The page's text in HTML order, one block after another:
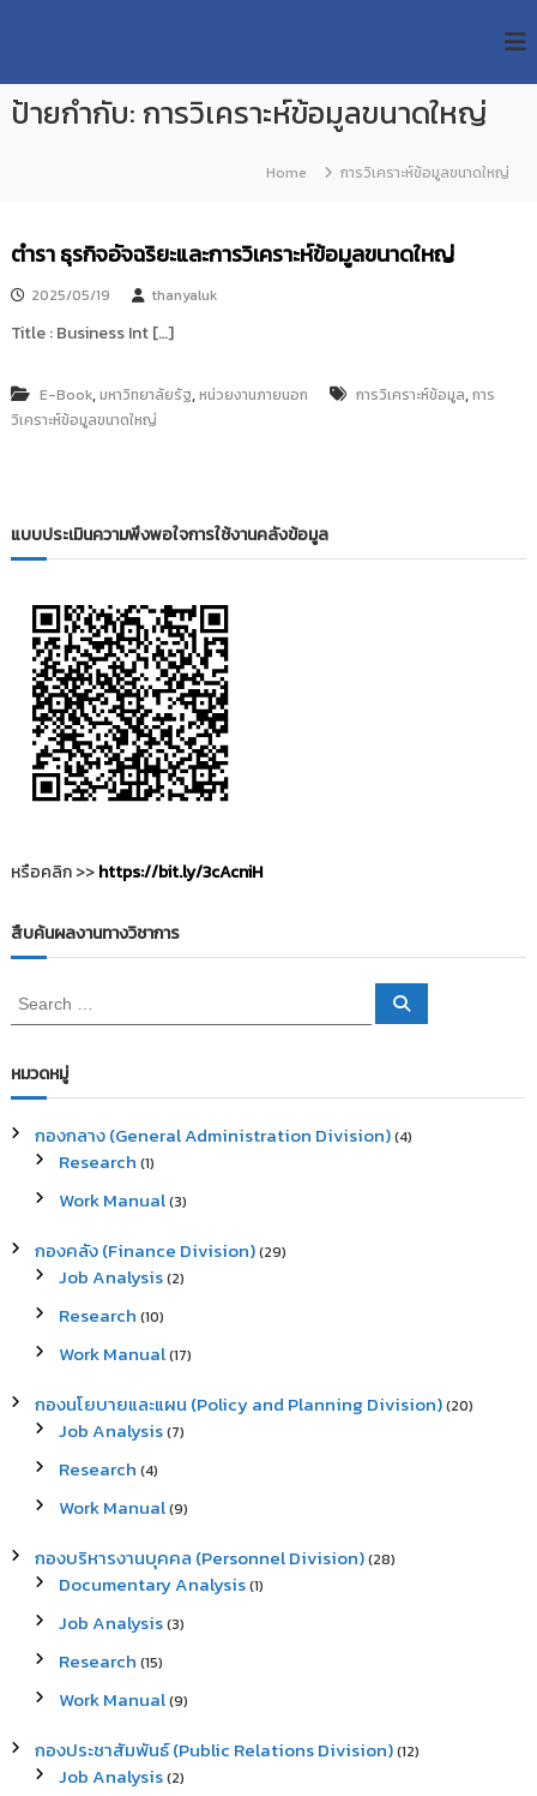
p
U
T
s
e
a
r
h
R
s
i
o
r
y
ค
ลั
ง
มู
ง
า
วิ
ย
วิ
ท
ท
โ
ร
า
ล
ธั
ป้ายกำกับ: การวิเคราะห์ข้อมูลขนาดใหญ่
Home การวิเคราะห์ข้อมูลขนาดใหญ่
ตำรา ธุรกิจอัจฉริยะและการวิเคราะห์ข้อมูลขนาดใหญ่
2025/05/19 thanyaluk
Title : Business Int […]
E-Book,มหาวิทยาลัยรัฐ,หน่วยงานภายนอก การวิเคราะห์ข้อมูล,การ
วิเคราะห์ข้อมูลขนาดใหญ่
แบบประเมินความพึงพอใจการใช้งานคลังข้อมูล
หรือคลิก >>https://bit.ly/3cAcniH
สืบค้นผลงานทางวิชาการ
e
r
c
f
S
หมวดหมู่
กองกลาง (General Administration Division)(4)
Research (1)
Work Manual(3)
กองคลัง (Finance Division)(29)
Job Analysis(2)
Research (10)
Work Manual(17)
กองนโยบายและแผน (Policy and Planning Division)(20)
Job Analysis(7)
Research (4)
Work Manual(9)
กองบริหารงานบุคคล (Personnel Division)(28)
Documentary Analysis(1)
Job Analysis(3)
Research (15)
Work Manual(9)
กองประชาสัมพันธ์ (Public Relations Division)(12)
Job Analysis(2)